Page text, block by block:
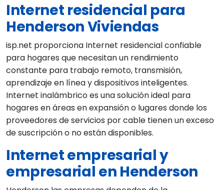
Internet residencial para
Henderson Viviendas
isp.net proporciona Internet residencial confiable
para hogares que necesitan un rendimiento
constante para trabajo remoto, transmisión,
aprendizaje en línea y dispositivos inteligentes.
Internet inalámbrico es una solución ideal para
hogares en áreas en expansión o lugares donde los
proveedores de servicios por cable tienen un exceso
de suscripción o no están disponibles.
Internet empresarial y
empresarial en Henderson